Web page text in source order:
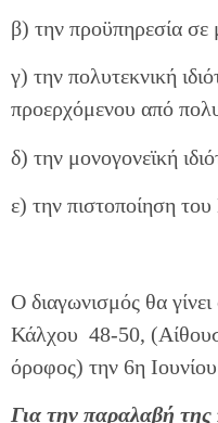
β) την προϋπηρεσία σε
γ) την πολυτεκνική
προερχόμενου από
δ) την μονογονεϊκή
ε) την πιστοποίηση
Ο διαγωνισμός θα
Κάλχου 48-50,
όροφος) την 6η
Για την παραλαβή της